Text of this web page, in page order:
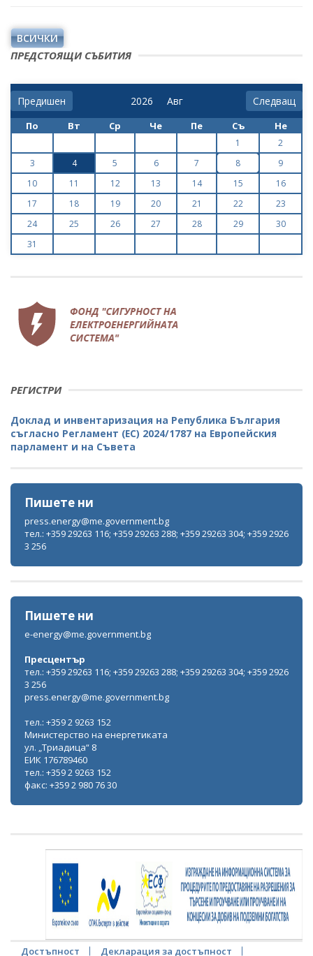
ВСИЧКИ
ПРЕДСТОЯЩИ СЪБИТИЯ
Предишен Следващ
По Вт Ср Че Пе Съ Не
1
2
3
4 5 6 7 8
9
10
11 12 13 14 15
16
17
18 19 20 21 22
23
24
25 26 27 28 29
30
31
РЕГИСТРИ
Доклад и инвентаризация на Република България
съгласно Регламент (ЕС) 2024/1787 на Европейския
парламент и на Съвета
Пишете ни
press.energy@me.government.bg
тел.: +359 29263 116; +359 29263 288; +359 29263 304; +359 2926
3 256
Пишете ни
e-energy@me.government.bg
Пресцентър
тел.: +359 29263 116; +359 29263 288; +359 29263 304; +359 2926
3 256
press.energy@me.government.bg
тел.: +359 2 9263 152
Министерство на енергетиката
ул. „Триадица“ 8
ЕИК 176789460
тел.: +359 2 9263 152
факс: +359 2 980 76 30
Достъпност Декларация за достъпност